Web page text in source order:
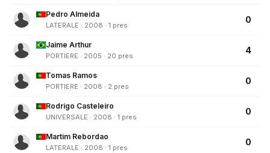
Pedro Almeida
LATERALE · 2008 · 1 pres
0
Jaime Arthur
PORTIERE · 2005 · 20 pres
4
Tomas Ramos
PORTIERE · 2008 · 2 pres
0
Rodrigo Casteleiro
UNIVERSALE · 2008 · 1 pres
0
Martim Rebordao
LATERALE · 2008 · 1 pres
0